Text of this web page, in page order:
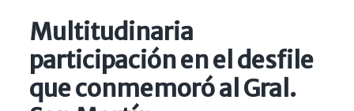
Multitudinaria
participación en el desfile
que conmemoró al Gral.